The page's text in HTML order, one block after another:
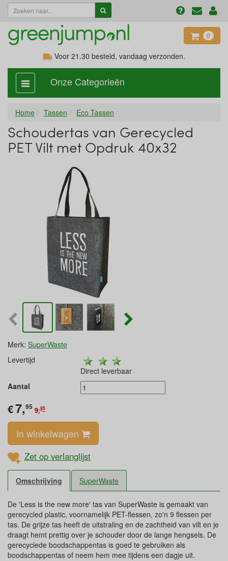
0
Voor 21.30 besteld, vandaag verzonden.
categorie
aan,
Onze Categorieën
Home Tassen Eco Tassen
Schoudertas van Gerecycled
PET Vilt met Opdruk 40x32
Merk: SuperWaste
Levertijd
Direct leverbaar
Aantal
€7,95 9,95
In winkelwagen
Zet op verlanglijst
Omschrijving SuperWaste
De 'Less is the new more' tas van SuperWaste is gemaakt van
gerecycled plastic, voornamelijk PET-flessen, zo'n 9 flessen per
tas. De grijze tas heeft de uitstraling en de zachtheid van vilt en je
draagt hemt prettig over je schouder door de lange hengsels. De
gerecyclede boodschappentas is goed te gebruiken als
boodschappentas of neem hem mee tijdens een dagje uit.